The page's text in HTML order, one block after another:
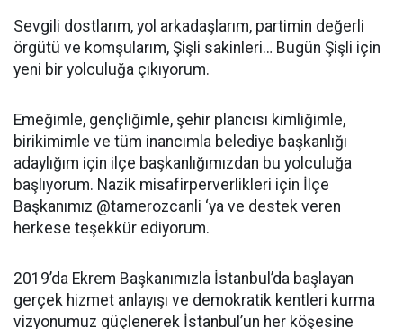
Sevgili dostlarım, yol arkadaşlarım, partimin değerli
örgütü ve komşularım, Şişli sakinleri… Bugün Şişli için
yeni bir yolculuğa çıkıyorum.
Emeğimle, gençliğimle, şehir plancısı kimliğimle,
birikimimle ve tüm inancımla belediye başkanlığı
adaylığım için ilçe başkanlığımızdan bu yolculuğa
başlıyorum. Nazik misafirperverlikleri için İlçe
Başkanımız @tamerozcanli ‘ya ve destek veren
herkese teşekkür ediyorum.
2019’da Ekrem Başkanımızla İstanbul’da başlayan
gerçek hizmet anlayışı ve demokratik kentleri kurma
vizyonumuz güçlenerek İstanbul’un her köşesine